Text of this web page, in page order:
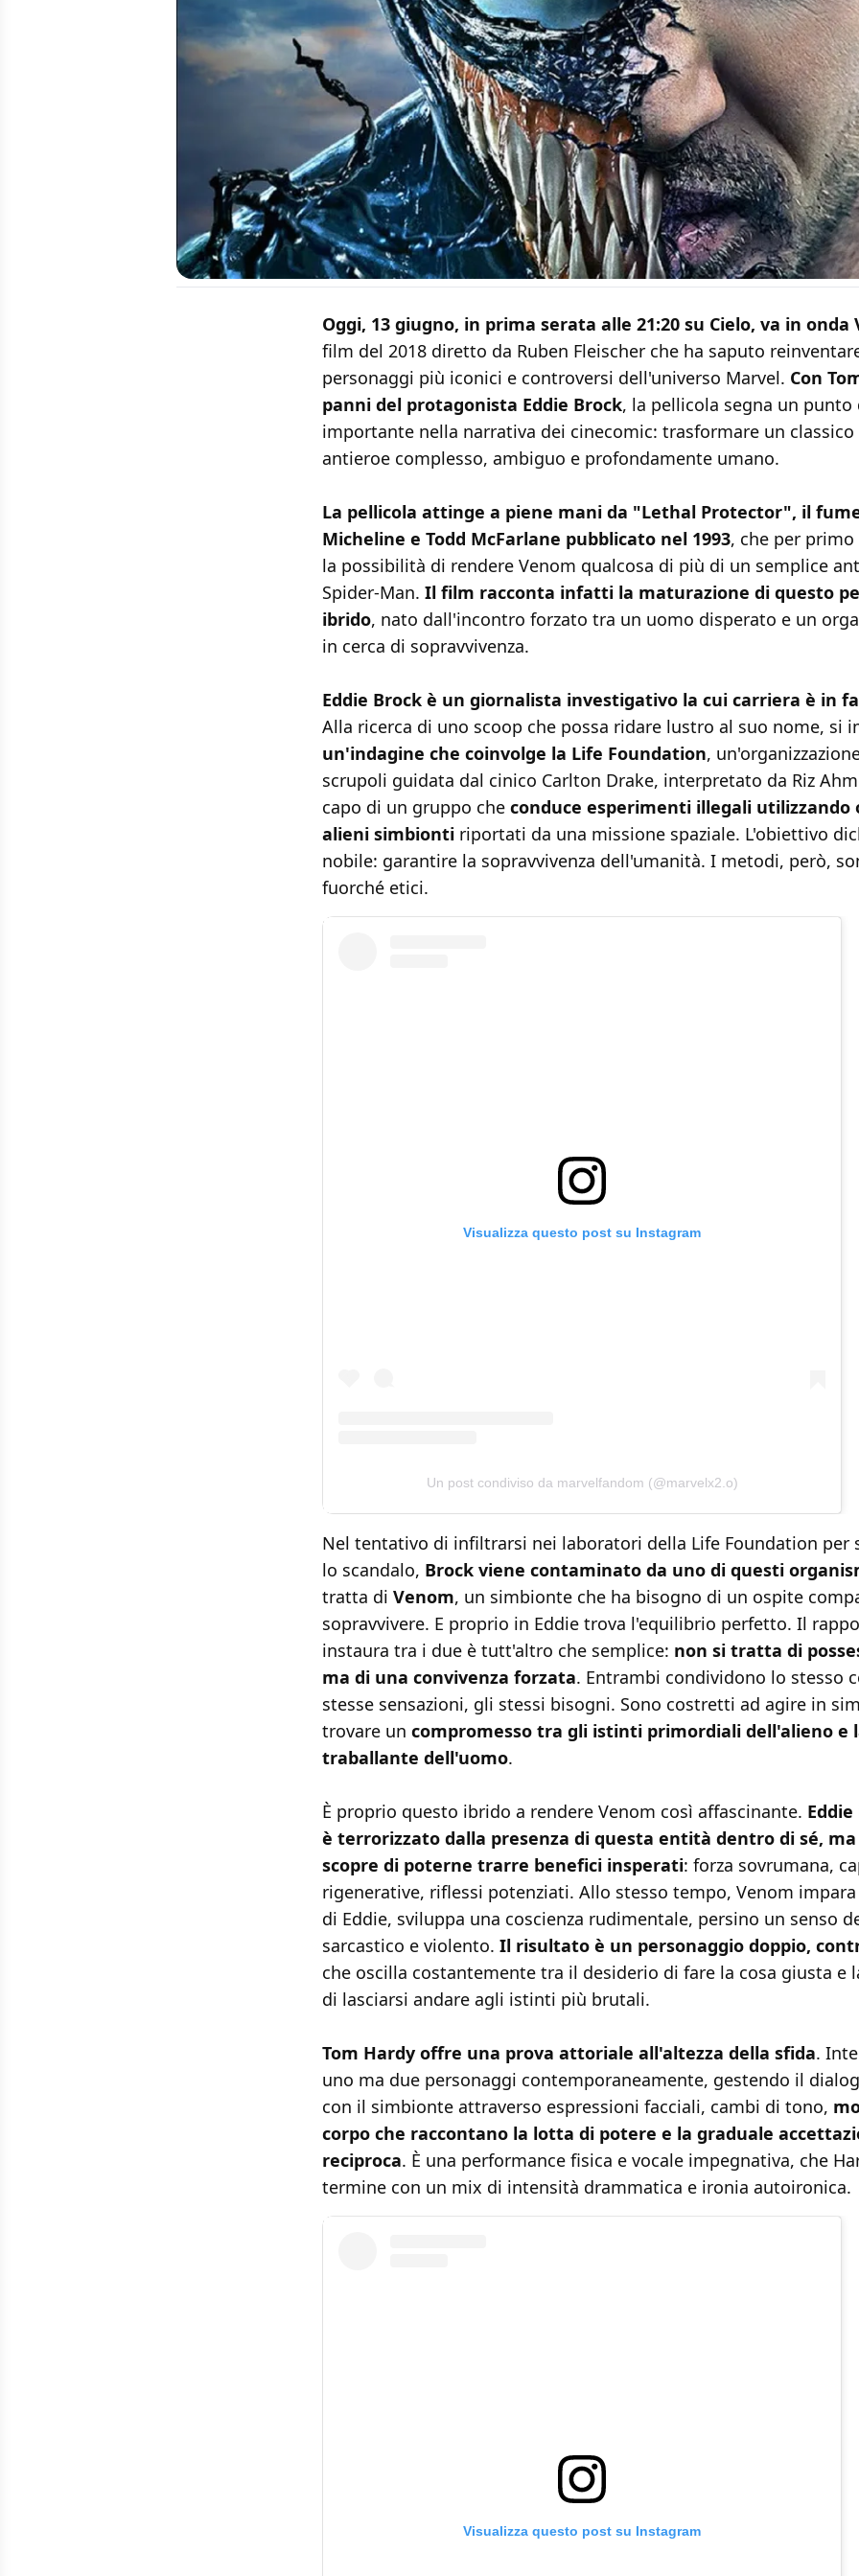
Oggi, 13 giugno, in prima serata alle 21:20 su Cielo, va in onda
film del 2018 diretto da Ruben Fleischer che ha saputo
personaggi più iconici e controversi dell'universo Marvel. Con
panni del protagonista Eddie Brock, la pellicola segna un punto
importante nella narrativa dei cinecomic: trasformare un
antieroe complesso, ambiguo e profondamente umano.
La pellicola attinge a piene mani da "Lethal Protector", il
Micheline e Todd McFarlane pubblicato nel 1993, che per
la possibilità di rendere Venom qualcosa di più di un semplice
Spider-Man. Il film racconta infatti la maturazione di questo
ibrido, nato dall'incontro forzato tra un uomo disperato e un
in cerca di sopravvivenza.
Eddie Brock è un giornalista investigativo la cui carriera è in
Alla ricerca di uno scoop che possa ridare lustro al suo nome, si
un'indagine che coinvolge la Life Foundation,
scrupoli guidata dal cinico Carlton Drake, interpretato da Riz
capo di un gruppo che conduce esperimenti illegali utilizzando
alieni simbionti riportati da una missione spaziale. L'obiettivo
nobile: garantire la sopravvivenza dell'umanità. I metodi, però,
fuorché etici.
Visualizza questo post su Instagram
Un post condiviso da marvelfandom (@marvelx2.o)
Nel tentativo di infiltrarsi nei laboratori della Life Foundation per
lo scandalo, Brock viene contaminato da uno di questi
tratta di Venom, un simbionte che ha bisogno di un ospite
sopravvivere. E proprio in Eddie trova l'equilibrio perfetto. Il
instaura tra i due è tutt'altro che semplice: non si tratta di
ma di una convivenza forzata. Entrambi condividono lo stesso
stesse sensazioni, gli stessi bisogni. Sono costretti ad agire in
trovare un compromesso tra gli istinti primordiali dell'alieno e
traballante dell'uomo.
È proprio questo ibrido a rendere Venom così affascinante.
è terrorizzato dalla presenza di questa entità dentro di sé,
scopre di poterne trarre benefici insperati: forza sovrumana,
rigenerative, riflessi potenziati. Allo stesso tempo, Venom
di Eddie, sviluppa una coscienza rudimentale, persino un senso
sarcastico e violento. Il risultato è un personaggio doppio,
che oscilla costantemente tra il desiderio di fare la cosa giusta e
di lasciarsi andare agli istinti più brutali.
Tom Hardy offre una prova attoriale all'altezza della sfida.
uno ma due personaggi contemporaneamente, gestendo il
con il simbionte attraverso espressioni facciali, cambi di tono,
corpo che raccontano la lotta di potere e la graduale
reciproca. È una performance fisica e vocale impegnativa, che
termine con un mix di intensità drammatica e ironia autoironica.
Visualizza questo post su Instagram